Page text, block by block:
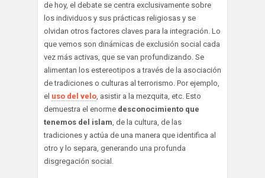
de hoy, el debate se centra exclusivamente sobre
los individuos y sus prácticas religiosas y se
olvidan otros factores claves para la integración. Lo
que vemos son dinámicas de exclusión social cada
vez más activas, que se van profundizando. Se
alimentan los estereotipos a través de la asociación
de tradiciones o culturas al terrorismo. Por ejemplo,
el uso del velo, asistir a la mezquita, etc. Esto
demuestra el enorme desconocimiento que
tenemos del islam, de la cultura, de las
tradiciones y actúa de una manera que identifica al
otro y lo separa, generando una profunda
disgregación social.